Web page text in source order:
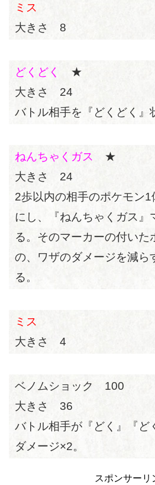
ミス
大きさ 8
どくどく
★
大きさ 24
バトル相手を『どくどく』
ねんちゃくガス
★
大きさ 24
2歩以内の相手のポケモン
にし、『ねんちゃくガス』
る。そのマーカーの付いた
の、ワザのダメージを減ら
る。
ミス
大きさ 4
ベノムショック 100
大きさ 36
バトル相手が『どく』『ど
ダメージ×2。
スポンサーリ